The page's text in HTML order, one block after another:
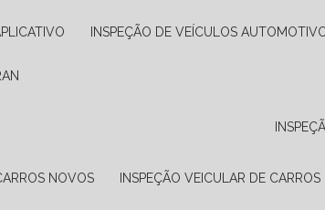
INSPEÇÃO DE VEÍCULOS
NOVOS INSPEÇÃO VEICULAR DE CARROS